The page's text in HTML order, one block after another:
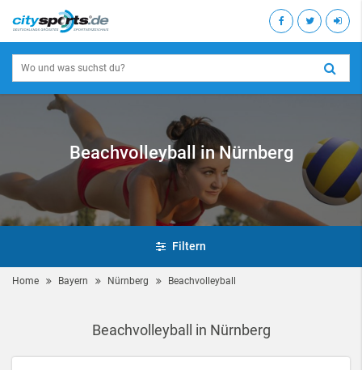
Beachvolleyball in Nürnberg
Filtern
Home Bayern Nürnberg Beachvolleyball
Beachvolleyball in Nürnberg